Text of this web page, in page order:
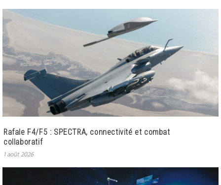
Rafale F4/F5 : SPECTRA, connectivité et combat
collaboratif
1 août 2026